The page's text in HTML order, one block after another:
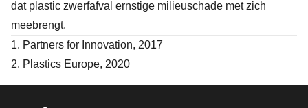
dat plastic zwerfafval ernstige milieuschade met zich
meebrengt.
1. Partners for Innovation, 2017
2. Plastics Europe, 2020